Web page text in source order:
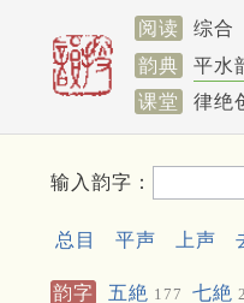
阅读 综合
韵典
平水
课堂
律绝
输入韵字：
总目 平声 上声
韵字 五絶 177 七絶